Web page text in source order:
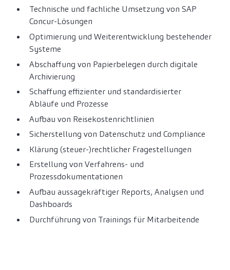
Technische und fachliche Umsetzung von SAP
Concur-Lösungen
Optimierung und Weiterentwicklung bestehender
Systeme
Abschaffung von Papierbelegen durch digitale
Archivierung
Schaffung effizienter und standardisierter
Abläufe und Prozesse
Aufbau von Reisekostenrichtlinien
Sicherstellung von Datenschutz und Compliance
Klärung (steuer-)rechtlicher Fragestellungen
Erstellung von Verfahrens- und
Prozessdokumentationen
Aufbau aussagekräftiger Reports, Analysen und
Dashboards
Durchführung von Trainings für Mitarbeitende